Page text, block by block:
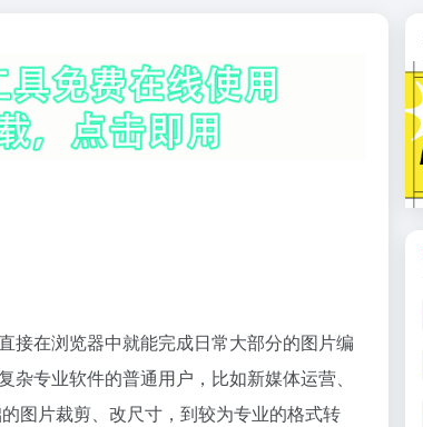
接在浏览器中就能完成日常大部分的图片编
专业软件的普通用户，比如新媒体运营、
图片裁剪、改尺寸，到较为专业的格式转